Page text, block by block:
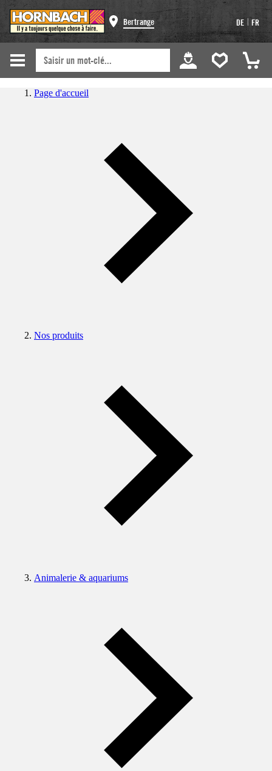
Bertrange DE | FR
Page d'accueil
Nos produits
Animalerie & aquariums